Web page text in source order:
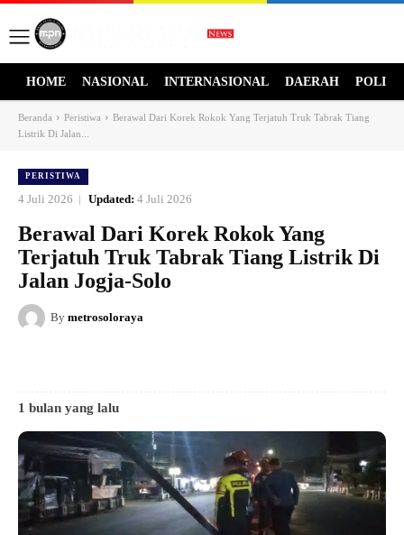
HOME NASIONAL INTERNASIONAL DAERAH
Beranda Peristiwa
Berawal Dari Korek Rokok Yang Terjatuh Truk Tabrak Tiang
Listrik Di Jalan...
PERISTIWA
4 Juli 2026 Updated: 4 Juli 2026
Berawal Dari Korek Rokok Yang
Terjatuh Truk Tabrak Tiang Listrik Di
Jalan Jogja-Solo
By metrosoloraya
1 bulan yang lalu